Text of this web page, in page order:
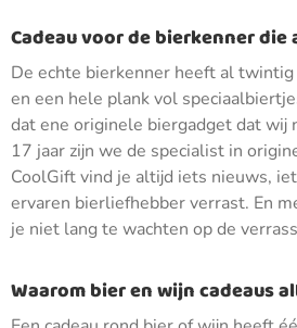
Cadeau voor de bierkenner
De echte bierkenner heeft al
en een hele plank vol
dat ene originele biergadget dat wij
17 jaar zijn we de specialist in
CoolGift vind je altijd iets nieuws,
ervaren bierliefhebber verrast. En
je niet lang te wachten op de
Waarom bier en wijn cadeaus